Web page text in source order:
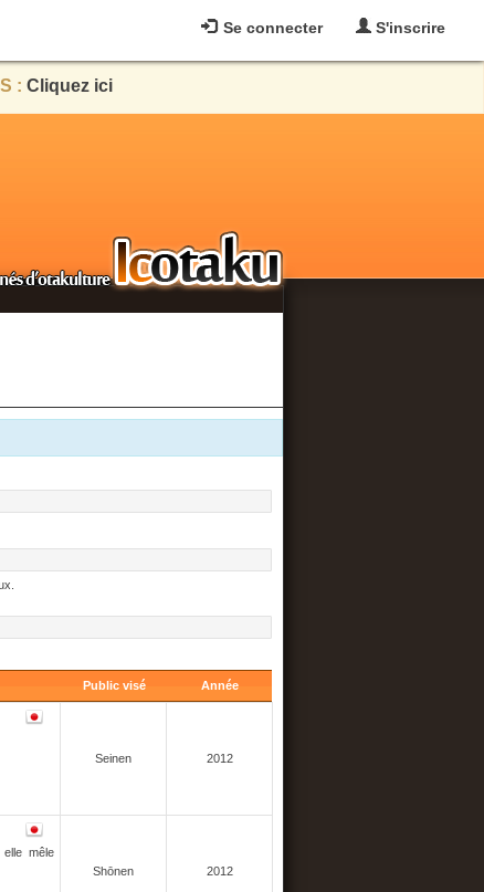
Se connecter S'inscrire
: Cliquez ici
Public visé Année
Seinen 2012
mêle
Shōnen 2012